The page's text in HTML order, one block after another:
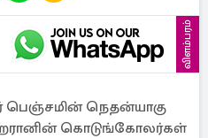
விளம்பரம்
பெஞ்சமின் நெதன்யாகு
கொடுங்கோலர்கள்